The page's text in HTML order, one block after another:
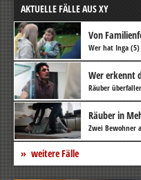
AKTUELLE FÄLLE AUS XY
Von
Wer hat Inga (5)
Wer erkennt
Räuber
Räuber in
Zwei Bewohner
weitere Fälle